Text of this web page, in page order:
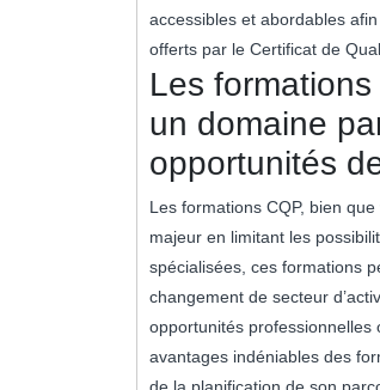
accessibles et abordables
offerts par le Certificat de
Les
un domaine
opportunités
Les formations CQP, bien
majeur en limitant les
spécialisées, ces formations
changement de secteur
opportunités professionnelles
avantages indéniables des
de la planification de son